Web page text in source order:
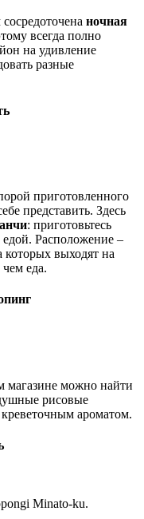
ночная
всегда полно
на удивление
разные
приготовленного
представить. Здесь
: приготовьтесь
едой. Расположение –
выходят на
еда.
магазине можно найти
рисовые
ароматом.
Minato-ku.